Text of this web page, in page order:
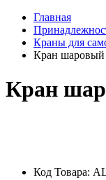
Главная
Краны для
Кран шаровый
Кран
Код Товара: